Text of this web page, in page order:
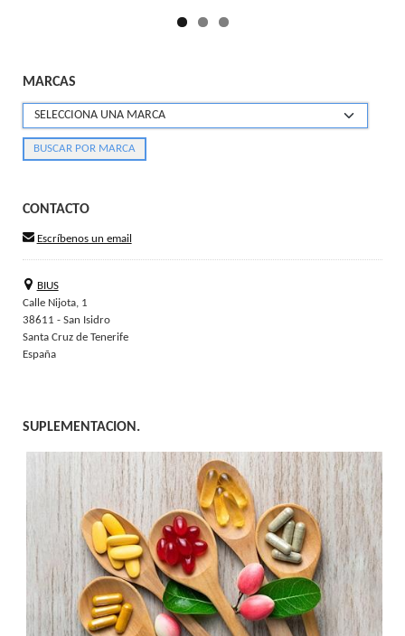
MARCAS
CONTACTO
Escríbenos un email
BIUS
Calle Nijota, 1
38611 - San Isidro
Santa Cruz de Tenerife
España
SUPLEMENTACION.